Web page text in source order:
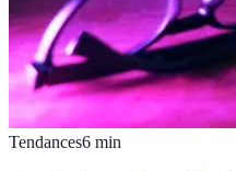
Tendances6 min